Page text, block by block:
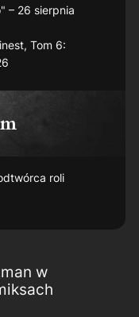
– 26 sierpnia
Tom 6:
roli
w